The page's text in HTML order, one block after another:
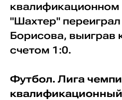
квалификационном
"Шахтер"
Борисова, выиграв
счетом 1:0.
Футбол. Лига